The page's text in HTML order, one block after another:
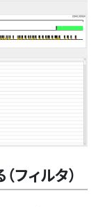
フィルタ）